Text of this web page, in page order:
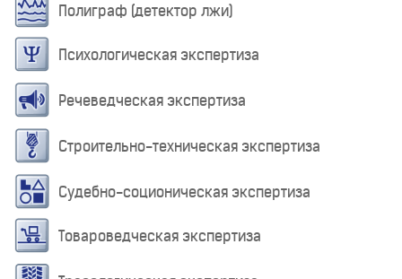
Полиграф (детектор лжи)
Психологическая экспертиза
Речеведческая экспертиза
Строительно-техническая экспертиза
Судебно-соционическая экспертиза
Товароведческая экспертиза